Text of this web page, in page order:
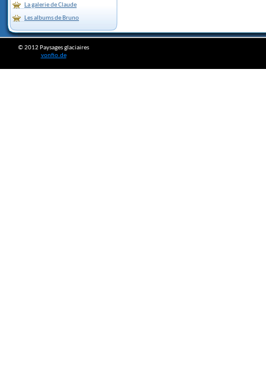
La galerie de Claude
Les albums de Bruno
© 2012 Paysages glaciaires
vonfio.de